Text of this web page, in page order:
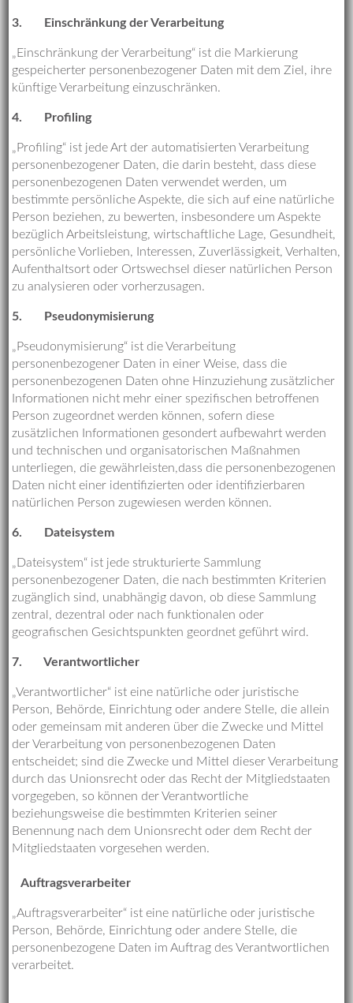
3. Einschränkung der Verarbeitung
„Einschränkung der Verarbeitung“ ist die Markierung
gespeicherter personenbezogener Daten mit dem Ziel, ihre
künftige Verarbeitung einzuschränken.
4. Profiling
„Profiling“ ist jede Art der automatisierten Verarbeitung
personenbezogener Daten, die darin besteht, dass diese
personenbezogenen Daten verwendet werden, um
bestimmte persönliche Aspekte, die sich auf eine natürliche
Person beziehen, zu bewerten, insbesondere um Aspekte
bezüglich Arbeitsleistung, wirtschaftliche Lage, Gesundheit,
persönliche Vorlieben, Interessen, Zuverlässigkeit, Verhalten,
Aufenthaltsort oder Ortswechsel dieser natürlichen Person
zu analysieren oder vorherzusagen.
5. Pseudonymisierung
„Pseudonymisierung“ ist die Verarbeitung
personenbezogener Daten in einer Weise, dass die
personenbezogenen Daten ohne Hinzuziehung zusätzlicher
Informationen nicht mehr einer spezifischen betroffenen
Person zugeordnet werden können, sofern diese
zusätzlichen Informationen gesondert aufbewahrt werden
und technischen und organisatorischen Maßnahmen
unterliegen, die gewährleisten,dass die personenbezogenen
Daten nicht einer identifizierten oder identifizierbaren
natürlichen Person zugewiesen werden können.
6. Dateisystem
„Dateisystem“ ist jede strukturierte Sammlung
personenbezogener Daten, die nach bestimmten Kriterien
zugänglich sind, unabhängig davon, ob diese Sammlung
zentral, dezentral oder nach funktionalen oder
geografischen Gesichtspunkten geordnet geführt wird.
7. Verantwortlicher
„Verantwortlicher“ ist eine natürliche oder juristische
Person, Behörde, Einrichtung oder andere Stelle, die allein
oder gemeinsam mit anderen über die Zwecke und Mittel
der Verarbeitung von personenbezogenen Daten
entscheidet; sind die Zwecke und Mittel dieser Verarbeitung
durch das Unionsrecht oder das Recht der Mitgliedstaaten
vorgegeben, so können der Verantwortliche
beziehungsweise die bestimmten Kriterien seiner
Benennung nach dem Unionsrecht oder dem Recht der
Mitgliedstaaten vorgesehen werden.
Auftragsverarbeiter
„Auftragsverarbeiter“ ist eine natürliche oder juristische
Person, Behörde, Einrichtung oder andere Stelle, die
personenbezogene Daten im Auftrag des Verantwortlichen
verarbeitet.